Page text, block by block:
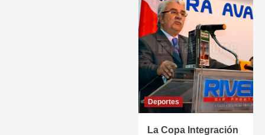
Deportes
La Copa Integración